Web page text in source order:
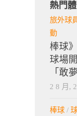
熱門
旅外球
動
棒球
球場
「敢
2 8 月,
棒球 /